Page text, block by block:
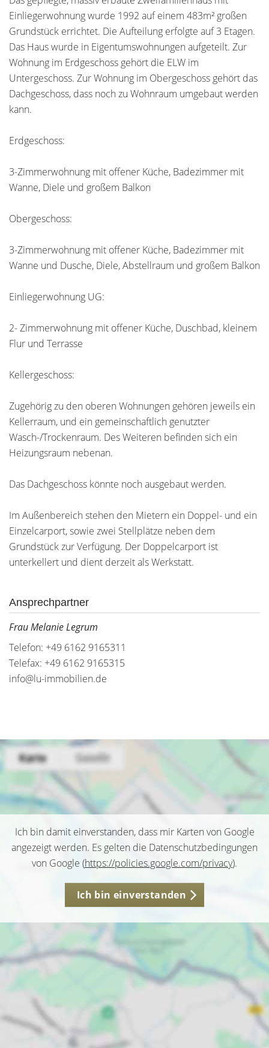
Einliegerwohnung wurde 1992 auf einem 483m² großen
Grundstück errichtet. Die Aufteilung erfolgte auf 3 Etagen.
Das Haus wurde in Eigentumswohnungen aufgeteilt. Zur
Wohnung im Erdgeschoss gehört die ELW im
Untergeschoss. Zur Wohnung im Obergeschoss gehört das
Dachgeschoss, dass noch zu Wohnraum umgebaut werden
kann.
Erdgeschoss:
3-Zimmerwohnung mit offener Küche, Badezimmer mit
Wanne, Diele und großem Balkon
Obergeschoss:
3-Zimmerwohnung mit offener Küche, Badezimmer mit
Wanne und Dusche, Diele, Abstellraum und großem Balkon
Einliegerwohnung UG:
2- Zimmerwohnung mit offener Küche, Duschbad, kleinem
Flur und Terrasse
Kellergeschoss:
Zugehörig zu den oberen Wohnungen gehören jeweils ein
Kellerraum, und ein gemeinschaftlich genutzter
Wasch-/Trockenraum. Des Weiteren befinden sich ein
Heizungsraum nebenan.
Das Dachgeschoss könnte noch ausgebaut werden.
Im Außenbereich stehen den Mietern ein Doppel- und ein
Einzelcarport, sowie zwei Stellplätze neben dem
Grundstück zur Verfügung. Der Doppelcarport ist
unterkellert und dient derzeit als Werkstatt.
Ansprechpartner
Frau Melanie Legrum
Telefon: +49 6162 9165311
Telefax: +49 6162 9165315
info@lu-immobilien.de
Ich bin damit einverstanden, dass mir Karten von Google
angezeigt werden. Es gelten die Datenschutzbedingungen
von Google (https://policies.google.com/privacy).
Ich bin einverstanden